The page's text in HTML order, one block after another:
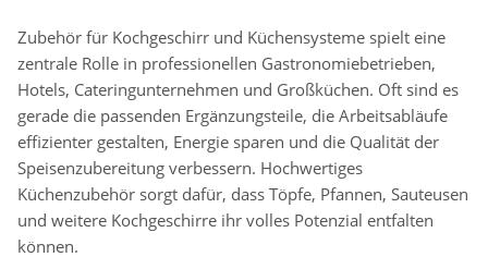
Zubehör für Kochgeschirr und Küchensysteme spielt eine
zentrale Rolle in professionellen Gastronomiebetrieben,
Hotels, Cateringunternehmen und Großküchen. Oft sind es
gerade die passenden Ergänzungsteile, die Arbeitsabläufe
effizienter gestalten, Energie sparen und die Qualität der
Speisenzubereitung verbessern. Hochwertiges
Küchenzubehör sorgt dafür, dass Töpfe, Pfannen, Sauteusen
und weitere Kochgeschirre ihr volles Potenzial entfalten
können.